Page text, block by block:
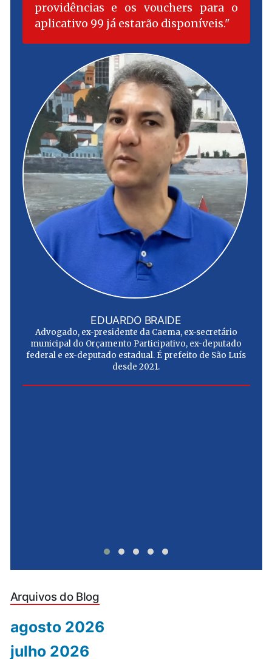
providências e os vouchers para o
aplicativo 99 já estarão disponíveis.
EDUARDO BRAIDE
Advogado, ex-presidente da Caema, ex-secretário
municipal do Orçamento Participativo, ex-deputado
federal e ex-deputado estadual. É prefeito de São Luís
desde 2021.
Arquivos do Blog
agosto 2026
julho 2026